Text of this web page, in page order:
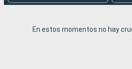
En estos momentos no hay